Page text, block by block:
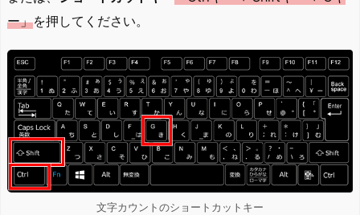
ー」を押してください。
文字カウントのショートカットキー